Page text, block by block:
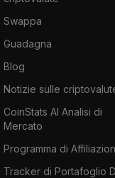
Swappa
Guadagna
Blog
Notizie sulle
CoinStats AI Analisi di
Mercato
Programma di
Tracker di Portafoglio